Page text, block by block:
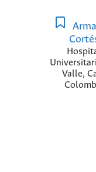
Valle,